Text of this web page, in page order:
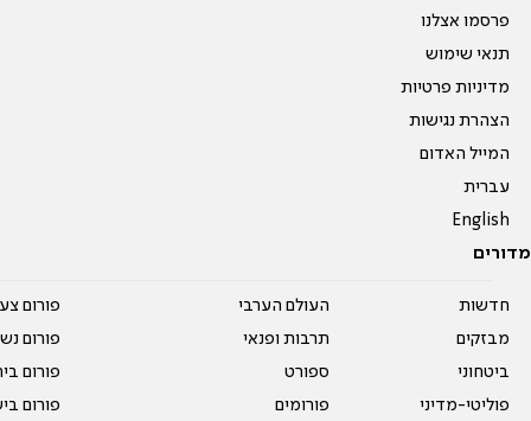
פרסמו אצלנו
תנאי שימוש
מדיניות פרטיות
הצהרת נגישות
המייל האדום
עברית
English
מדורים
חדשות
מבזקים
ביטחוני
פוליטי-מדיני
העולם הערבי
תרבות ופנאי
ספורט
פורומים
פורום
פורום
פורום
פורום